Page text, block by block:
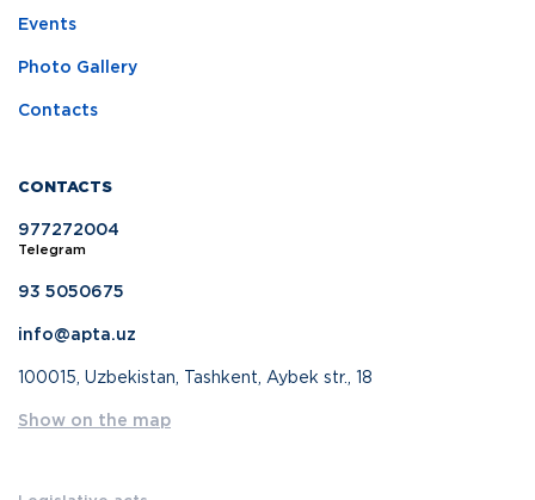
Events
Photo Gallery
Contacts
CONTACTS
977272004
Telegram
93 5050675
info@apta.uz
100015, Uzbekistan, Tashkent, Aybek str., 18
Show on the map